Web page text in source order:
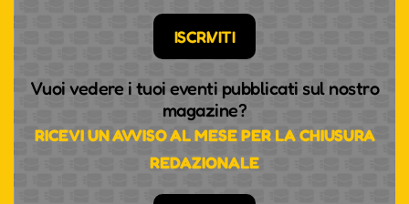
ISCRIVITI
Vuoi vedere i tuoi eventi pubblicati sul nostro
magazine?
RICEVI UN AVVISO AL MESE PER LA CHIUSURA
REDAZIONALE